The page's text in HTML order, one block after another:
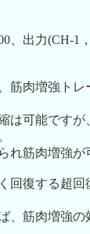
出力(CH-1
筋肉増強トレ
は可能です
筋肉増強が
回復する超回
、筋肉増強の